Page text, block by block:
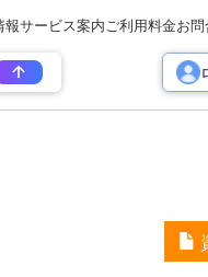
報サービス案内 ご利用料金お